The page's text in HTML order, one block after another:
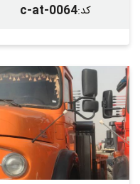
کد:
c-at-0064